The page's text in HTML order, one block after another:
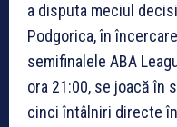
a disputa meciul
Podgorica, în
semifinalele ABA
ora 21:00, se joacă în
cinci întâlniri directe